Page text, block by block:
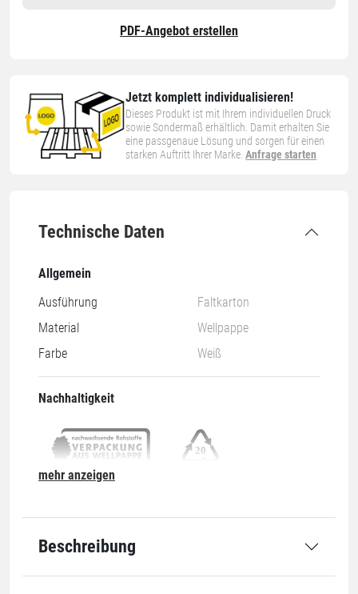
Jetzt komplett individualisieren!
Dieses Produkt ist mit Ihrem individuellen Druck
sowie Sondermaß erhältlich. Damit erhalten Sie
eine passgenaue Lösung und sorgen für einen
starken Auftritt Ihrer Marke.Anfrage starten
Technische Daten
Allgemein
Ausführung
Faltkarton
Material
Wellpappe
Farbe
Weiß
Nachhaltigkeit
Abmessung
Länge innen
150 mm
mehr anzeigen
Beschreibung
PDF-Angebot erstellen